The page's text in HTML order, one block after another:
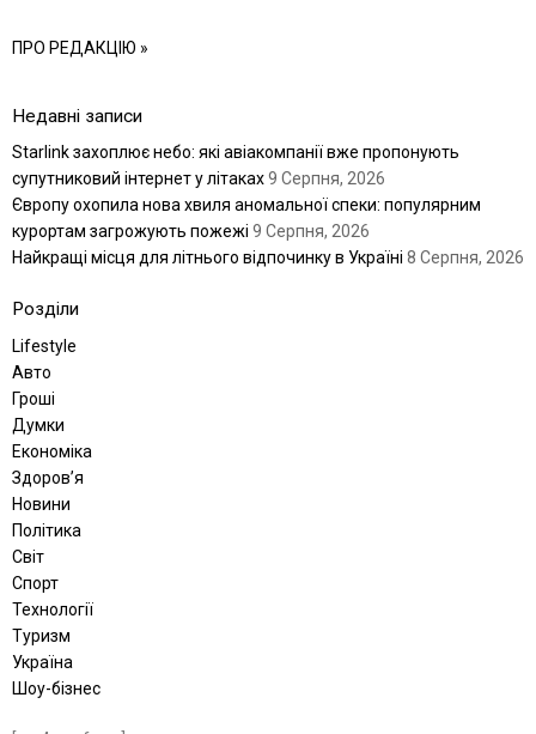
ПРО РЕДАКЦІЮ »
Недавні записи
Starlink захоплює небо: які авіакомпанії вже пропонують
супутниковий інтернет у літаках9 Серпня, 2026
Європу охопила нова хвиля аномальної спеки: популярним
курортам загрожують пожежі 9 Серпня, 2026
Найкращі місця для літнього відпочинку в Україні 8 Серпня, 2026
Розділи
Lifestyle
Авто
Гроші
Думки
Економіка
Здоров’я
Новини
Політика
Світ
Спорт
Технології
Туризм
Україна
Шоу-бізнес